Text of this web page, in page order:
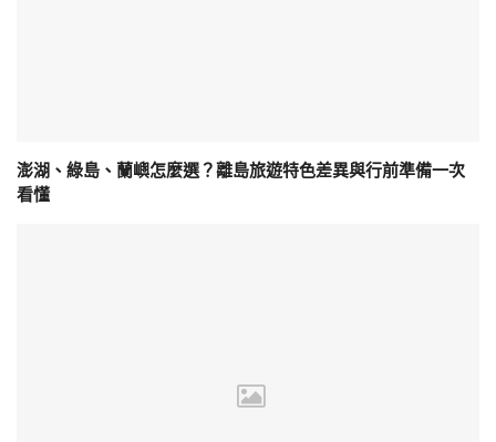
澎湖、綠島、蘭嶼怎麼選？離島旅遊特色差異與行前準備一次
看懂